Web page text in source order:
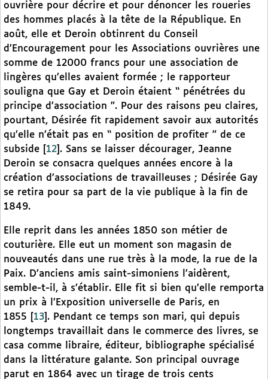
ouvrière pour décrire et pour dénoncer les roueries
des hommes placés à la tête de la République. En
août, elle et Deroin obtinrent du Conseil
d’Encouragement pour les Associations ouvrières une
somme de 12000 francs pour une association de
lingères qu’elles avaient formée ; le rapporteur
souligna que Gay et Deroin étaient “ pénétrées du
principe d’association ”. Pour des raisons peu claires,
pourtant, Désirée fit rapidement savoir aux autorités
qu’elle n’était pas en “ position de profiter ” de ce
subside
12 . Sans se laisser décourager, Jeanne
Deroin se consacra quelques années encore à la
création d’associations de travailleuses ; Désirée Gay
se retira pour sa part de la vie publique à la fin de
1849.
Elle reprit dans les années 1850 son métier de
couturière. Elle eut un moment son magasin de
nouveautés dans une rue très à la mode, la rue de la
Paix. D’anciens amis saint-simoniens l’aidèrent,
semble-t-il, à s’établir. Elle fit si bien qu’elle remporta
un prix à l’Exposition universelle de Paris, en
1855
13 . Pendant ce temps son mari, qui depuis
longtemps travaillait dans le commerce des livres, se
casa comme libraire, éditeur, bibliographe spécialisé
dans la littérature galante. Son principal ouvrage
parut en 1864 avec un tirage de trois cents